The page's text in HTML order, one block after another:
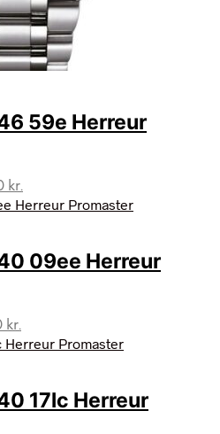
59e Herreur
kr..
kr.
aktuelle
6.395,00 kr..
09ee Herreur
kr..
kr.
aktuelle
1.995,00 kr..
17lc Herreur